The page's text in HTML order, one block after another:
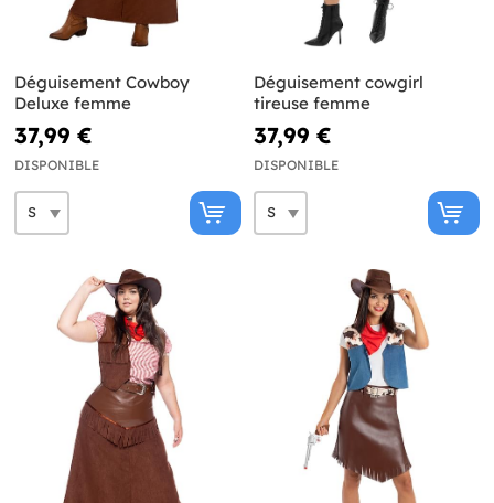
Déguisement Cowboy
Deluxe femme
37,99 €
DISPONIBLE
Déguisement cowgirl
tireuse femme
37,99 €
DISPONIBLE